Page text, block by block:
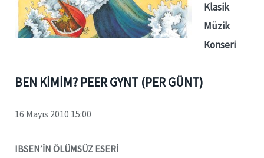
Klasik
Müzik
Konseri
BEN KİMİM? PEER GYNT (PER GÜNT)
16 Mayıs 2010 15:00
IBSEN’İN ÖLÜMSÜZ ESERİ